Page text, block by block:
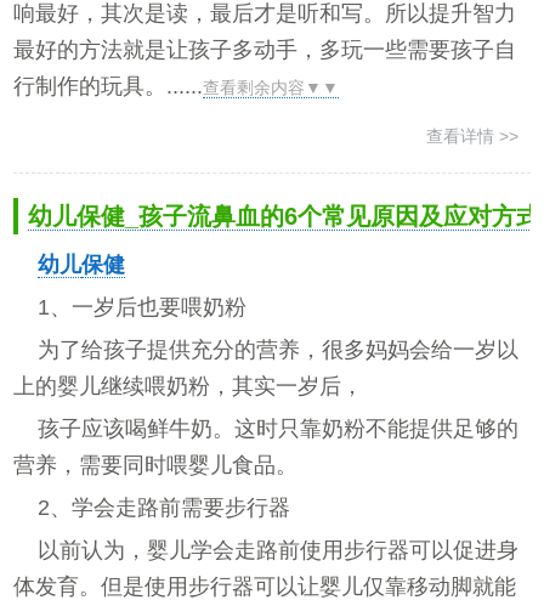
响最好，其次是读，最后才是听和写。所以提升智力
最好的方法就是让孩子多动手，多玩一些需要孩子自
行制作的玩具。......查看剩余内容▼▼
查看详情 >>
幼儿保健_孩子流鼻血的6个常见原因及应对方
幼儿保健
1、一岁后也要喂奶粉
为了给孩子提供充分的营养，很多妈妈会给一岁以
上的婴儿继续喂奶粉，其实一岁后，
孩子应该喝鲜牛奶。这时只靠奶粉不能提供足够的
营养，需要同时喂婴儿食品。
2、学会走路前需要步行器
以前认为，婴儿学会走路前使用步行器可以促进身
体发育。但是使用步行器可以让婴儿仅靠移动脚就能